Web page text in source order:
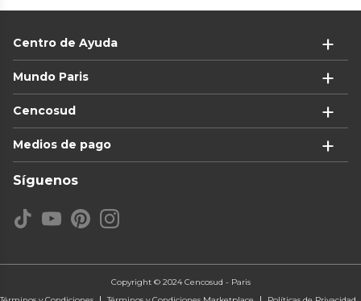
Centro de Ayuda
Mundo Paris
Cencosud
Medios de pago
Síguenos
Copyright © 2024 Cencosud - Paris